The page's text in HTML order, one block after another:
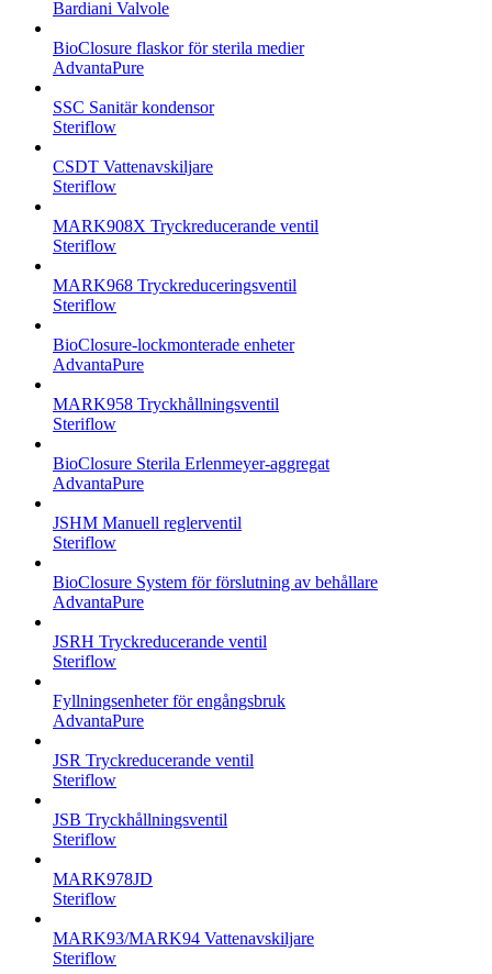
Bardiani Valvole
BioClosure flaskor för sterila medier
AdvantaPure
SSC Sanitär kondensor
Steriflow
CSDT Vattenavskiljare
Steriflow
MARK908X Tryckreducerande ventil
Steriflow
MARK968 Tryckreduceringsventil
Steriflow
BioClosure-lockmonterade enheter
AdvantaPure
MARK958 Tryckhållningsventil
Steriflow
BioClosure Sterila Erlenmeyer-aggregat
AdvantaPure
JSHM Manuell reglerventil
Steriflow
BioClosure System för förslutning av behållare
AdvantaPure
JSRH Tryckreducerande ventil
Steriflow
Fyllningsenheter för engångsbruk
AdvantaPure
JSR Tryckreducerande ventil
Steriflow
JSB Tryckhållningsventil
Steriflow
MARK978JD
Steriflow
MARK93/MARK94 Vattenavskiljare
Steriflow